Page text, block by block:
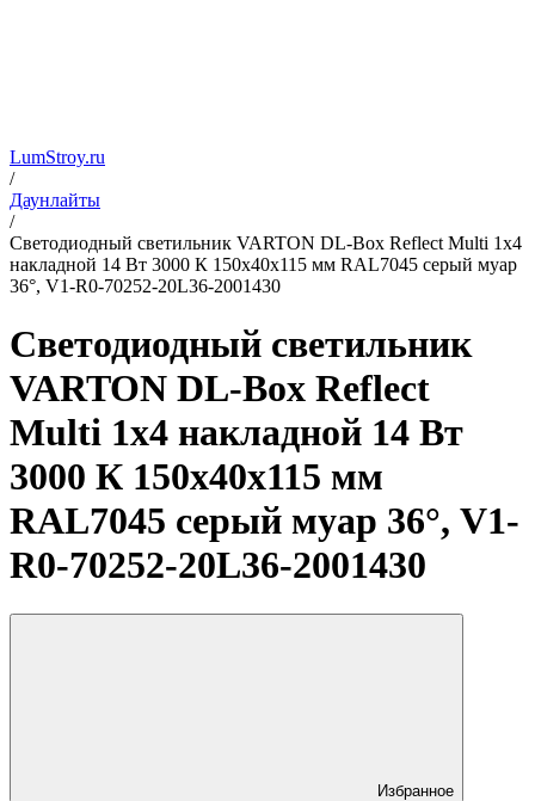
LumStroy.ru
/
Даунлайты
/
Светодиодный светильник VARTON DL-Box Reflect Multi 1x4
накладной 14 Вт 3000 К 150х40х115 мм RAL7045 серый муар
36°, V1-R0-70252-20L36-2001430
Светодиодный светильник
VARTON DL-Box Reflect
Multi 1x4 накладной 14 Вт
3000 К 150х40х115 мм
RAL7045 серый муар 36°, V1-
R0-70252-20L36-2001430
Избранное